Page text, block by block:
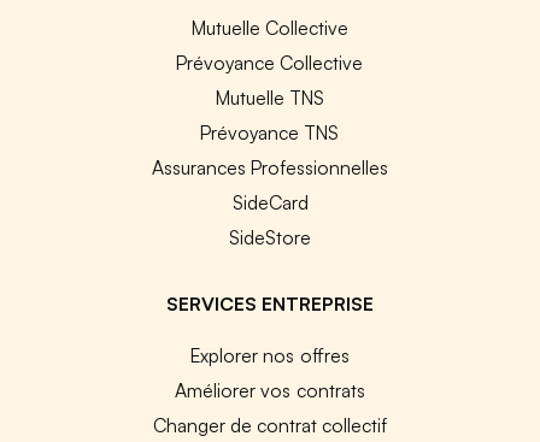
Mutuelle Collective
Prévoyance Collective
Mutuelle TNS
Prévoyance TNS
Assurances Professionnelles
SideCard
SideStore
SERVICES ENTREPRISE
Explorer nos offres
Améliorer vos contrats
Changer de contrat collectif